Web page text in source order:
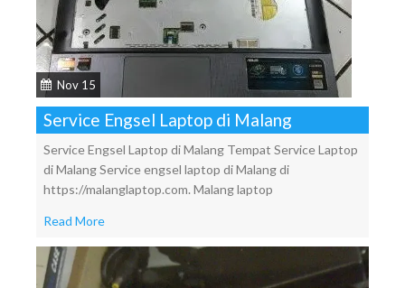
Nov 15
Service Engsel Laptop di Malang
Service Engsel Laptop di Malang Tempat Service Laptop
di Malang Service engsel laptop di Malang di
https://malanglaptop.com. Malang laptop
Read More